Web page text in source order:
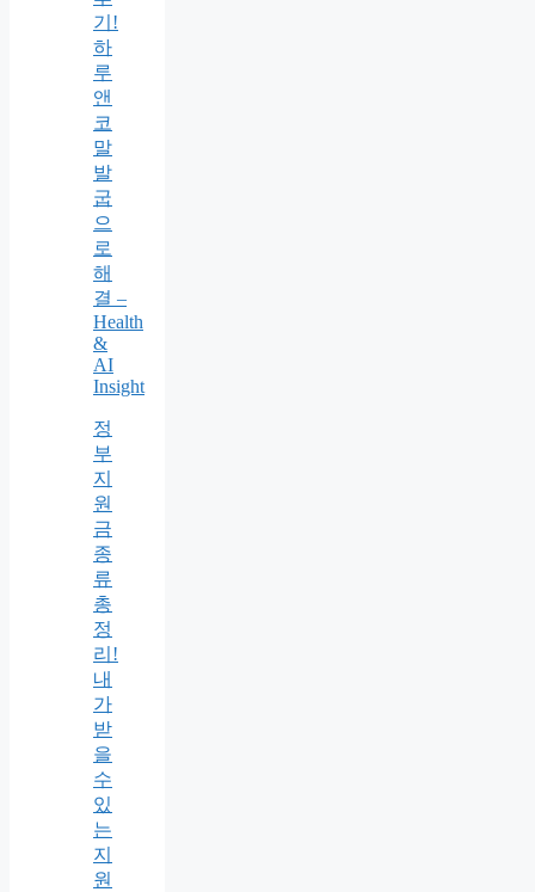
기!
하
루
앤
코
말
발
굽
으
로
해
결 –
Health
&
AI
Insight
정
부
지
원
금
종
류
총
정
리!
내
가
받
을
수
있
는
지
원